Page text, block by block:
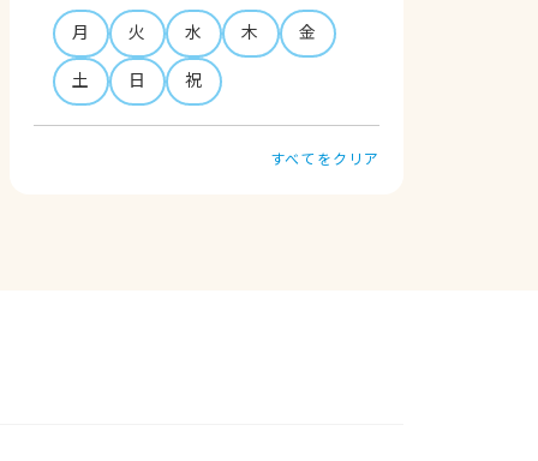
月 火 水 木
金
土
日 祝
すべてをクリア